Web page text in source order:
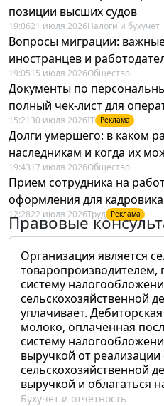
позиции высших судов
19:0621 июля 2026Налоги и бухучет
Вопросы миграции:
иностранцев и
19:0515 июля 2026Общество
Документы по
полный чек-лист для
15:21 30 июля 2026IT Реклама
Долги умершего: в каком
наследникам и когда их
19:4317 июля 2026Общество
Прием сотрудника на
оформления для кадровика
12:2822 июля 2026Труд Реклама
Правовые
Организация является
систему
сельскохозяйственной
уплачивает.
молоко, оплаченная
систему
выручкой от реализации
сельскохозяйственной
выручкой и облагаться
Бухучет и отчетность